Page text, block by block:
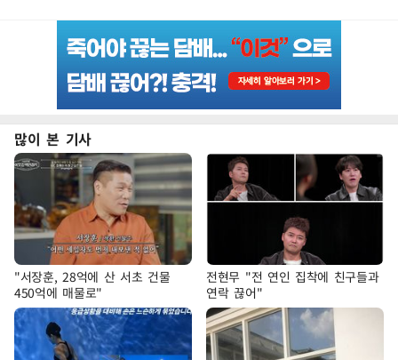
많이 본 기사
"서장훈, 28억에 산 서초 건물
450억에 매물로"
전현무 "전 연인 집착에 친구들과
연락 끊어"